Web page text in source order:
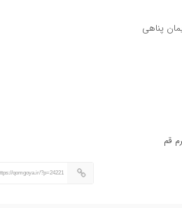
پناهی
قم
qomgoya.ir/?p=24221